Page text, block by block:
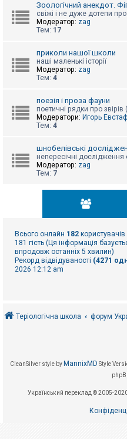
Зоологічний анекдот.
свіжі і не дуже дотепи
Модератор: zag
Тем: 17
приколи нашої школи
наші маленькі історії
Модератор: zag
Тем: 4
поезія і проза фауни
поетичні рядки про звірів
Модератори: Игорь
Тем: 4
шнобелівські
непересічні дослідження
Модератор: zag
Тем: 7
Всього онлайн 182
181 гість (Ця інформація
впродовж останніх 5 хвилин)
Рекорд відвідуваності (4271
2026 12:12 am
Теріологічна школа форум
CleanSilver style by MannixMD Style
Український переклад © 2005-